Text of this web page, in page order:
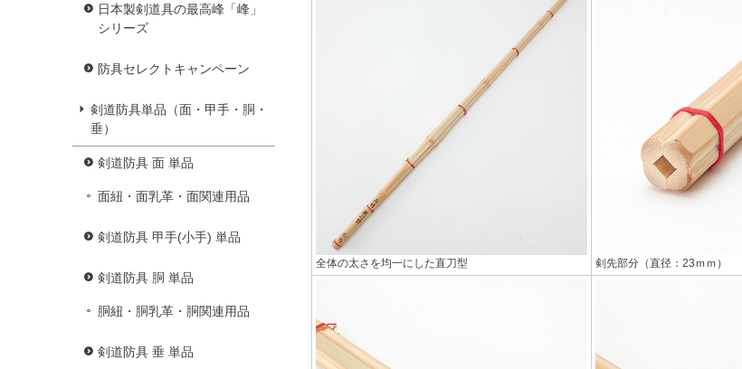
日本製剣道具の最高峰「峰」
シリーズ
防具セレクトキャンペーン
剣道防具単品（面・甲手・胴・
垂）
剣道防具 面 単品
面紐・面乳革・面関連用品
剣道防具 甲手(小手) 単品
剣道防具 胴 単品
胴紐・胴乳革・胴関連用品
剣道防具 垂 単品
全体の太さを均一にした直刀型 剣先部分（直径：23ｍｍ）